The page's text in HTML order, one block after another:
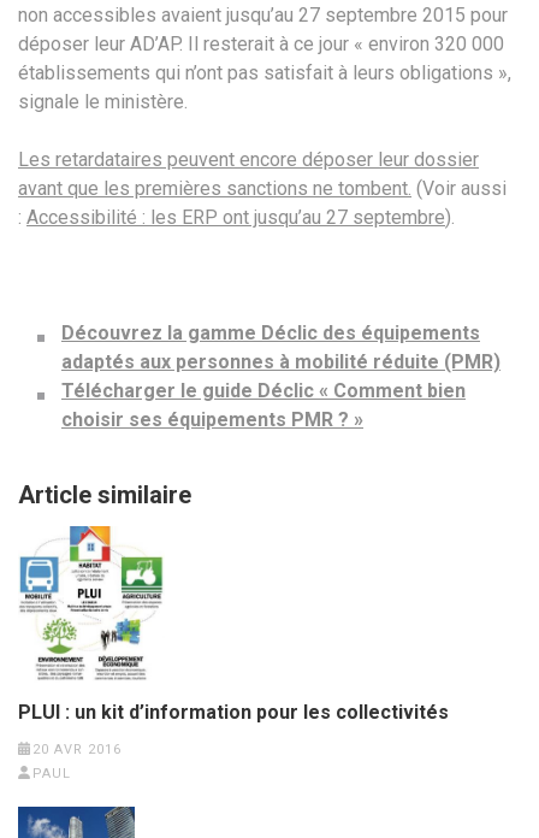
non accessibles avaient jusqu’au 27 septembre 2015 pour
déposer leur AD’AP. Il resterait à ce jour « environ 320 000
établissements qui n’ont pas satisfait à leurs obligations »,
signale le ministère.
Les retardataires peuvent encore déposer leur dossier
avant que les premières sanctions ne tombent. (Voir aussi
: Accessibilité : les ERP ont jusqu’au 27 septembre).
Découvrez la gamme Déclic des équipements
adaptés aux personnes à mobilité réduite (PMR)
Télécharger le guide Déclic « Comment bien
choisir ses équipements PMR ? »
Article similaire
PLUI : un kit d’information pour les collectivités
20 AVR 2016
PAUL